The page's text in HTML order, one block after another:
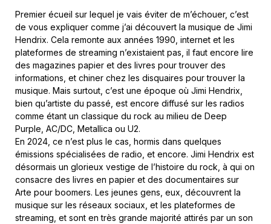
Premier écueil sur lequel je vais éviter de m’échouer, c’est
de vous expliquer comme j’ai découvert la musique de Jimi
Hendrix. Cela remonte aux années 1990, internet et les
plateformes de streaming n’existaient pas, il faut encore lire
des magazines papier et des livres pour trouver des
informations, et chiner chez les disquaires pour trouver la
musique. Mais surtout, c’est une époque où Jimi Hendrix,
bien qu’artiste du passé, est encore diffusé sur les radios
comme étant un classique du rock au milieu de Deep
Purple, AC/DC, Metallica ou U2.
En 2024, ce n’est plus le cas, hormis dans quelques
émissions spécialisées de radio, et encore. Jimi Hendrix est
désormais un glorieux vestige de l’histoire du rock, à qui on
consacre des livres en papier et des documentaires sur
Arte pour boomers. Les jeunes gens, eux, découvrent la
musique sur les réseaux sociaux, et les plateformes de
streaming, et sont en très grande majorité attirés par un son